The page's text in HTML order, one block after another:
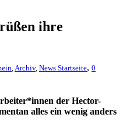
ihre
Archiv, News Startseite, 0
der Hector-
alles ein wenig anders